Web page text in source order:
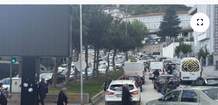
Daday Haberleri
Devrekani Haberleri
Doğanyurt Haberleri
Hanönü Haberleri